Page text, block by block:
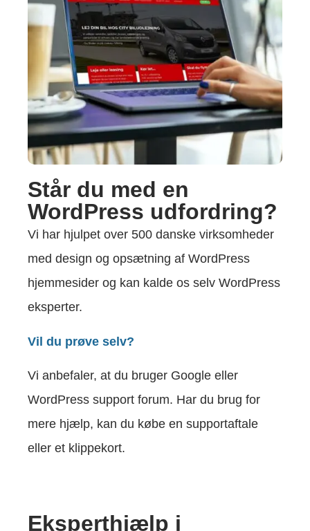
Står du med en
WordPress udfordring?
Vi har hjulpet over 500 danske virksomheder
med design og opsætning af WordPress
hjemmesider og kan kalde os selv WordPress
eksperter.
Vil du prøve selv?
Vi anbefaler, at du bruger Google eller
WordPress support forum. Har du brug for
mere hjælp, kan du købe en supportaftale
eller et klippekort.
Eksperthjælp i